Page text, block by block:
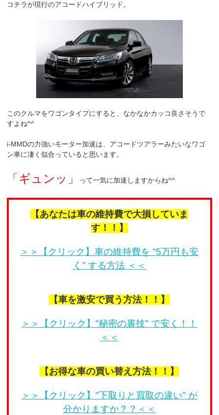
コチラが現行のアコードハイブリッド。
このクルマをワゴンタイプにすると、なかなかカッコ良さそうで
すよね^^
i-MMDの力強いモーター加速は、アコードツアラーみたいなワゴ
ン車に凄く似合っていると思います。
「ギュンッ」 って一気に加速しますからね^^
【あなたは車の維持費で大損していま
す！！】
＞＞【クリック】車の維持費を "5万円も安
く" する方法 ＜＜
【車を激安で買う方法！！】
＞＞【クリック】"秘密の裏技" で安く！！
＜＜
【お得な車の買い替え方法！！】
＞＞【クリック】"下取りと買取の違い" が
分かりますか？？＜＜